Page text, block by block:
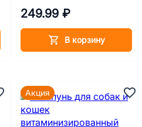
249.99 ₽
В корзину
Акция